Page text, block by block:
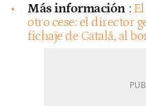
Más información :
otro cese: el director
fichaje de Catalá, al